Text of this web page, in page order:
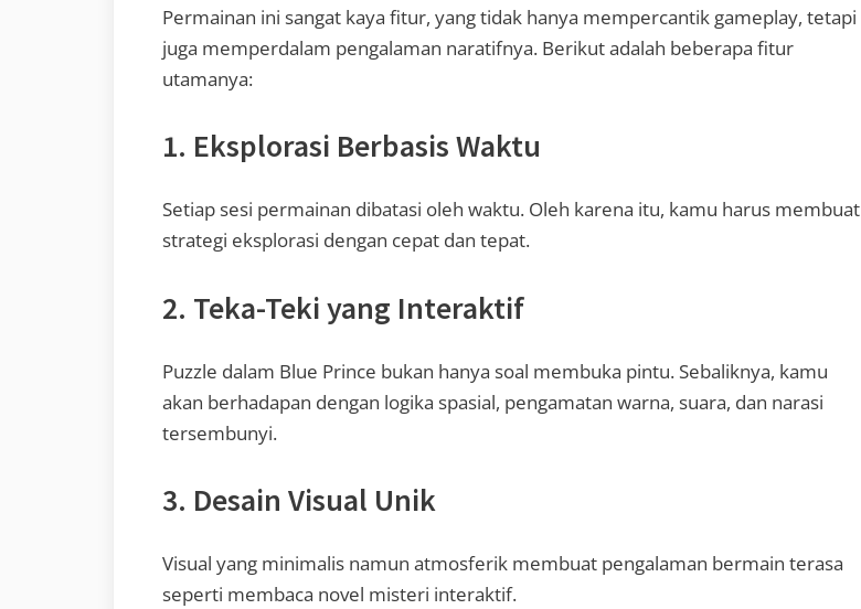
Permainan ini sangat kaya fitur, yang tidak hanya mempercantik gameplay, tetapi
juga memperdalam pengalaman naratifnya. Berikut adalah beberapa fitur
utamanya:
1. Eksplorasi Berbasis Waktu
Setiap sesi permainan dibatasi oleh waktu. Oleh karena itu, kamu harus membuat
strategi eksplorasi dengan cepat dan tepat.
2. Teka-Teki yang Interaktif
Puzzle dalam Blue Prince bukan hanya soal membuka pintu. Sebaliknya, kamu
akan berhadapan dengan logika spasial, pengamatan warna, suara, dan narasi
tersembunyi.
3. Desain Visual Unik
Visual yang minimalis namun atmosferik membuat pengalaman bermain terasa
seperti membaca novel misteri interaktif.